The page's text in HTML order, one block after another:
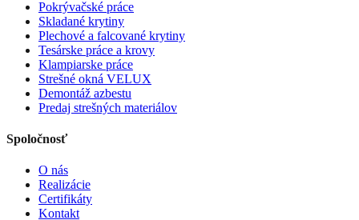
Pokrývačské práce
Skladané krytiny
Plechové a falcované krytiny
Tesárske práce a krovy
Klampiarske práce
Strešné okná VELUX
Demontáž azbestu
Predaj strešných materiálov
Spoločnosť
O nás
Realizácie
Certifikáty
Kontakt